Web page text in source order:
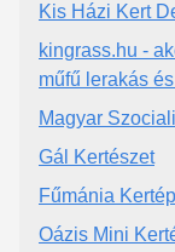
Kis Házi Kert
kingrass.hu -
műfű lerakás
Magyar
Gál Kertészet
Fűmánia
Oázis Mini